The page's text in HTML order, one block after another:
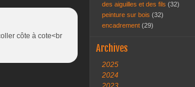
côte à cote<br
des aiguilles et des fils (32)
peinture sur bois (32)
encadrement (29)
Archives
2025
2024